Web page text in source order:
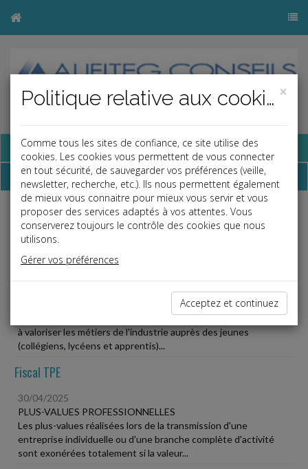
Base documentaire
Dépêches
Liste des dernières dépêches
Vie des affaires
SEMAINE DE L'INDUSTRIE 2025 DU 17 AU 23 NOVEMBRE
La 14 Créé en 2011, cet événement annuel national a vocation
à valoriser les métiers de l'industrie auprès des jeunes
(collégiens, lycéens et apprentis)...
Fiscal TPE
30/04/2025
PLUS-VALUES PROFESSIONNELLES
Les plus-values réalisées lors de la transmission d'une
entreprise individuelle ou d'une branche complète d'activité
sont exonérées totalement si la valeur...
×
Politique relative aux cookies
Comme tous les sites de confiance, ce site utilise des
cookies. Les cookies vous permettent de vous connecter
en tout sécurité, de sauvegarder vos préférences (veille,
newsletter, recherche, etc.). Ils nous permettent également
de mieux vous connaitre pour mieux vous servir et vous
proposer des services adaptés à vos attentes. Vous
conserverez toujours le contrôle des cookies que nous
utilisons.
Gérer vos préférences
Acceptez et continuez